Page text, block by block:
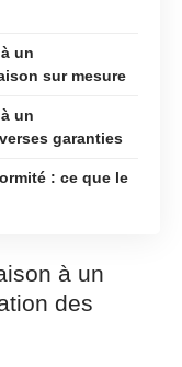
un
sur mesure
un
garanties
: ce que le
à un
des